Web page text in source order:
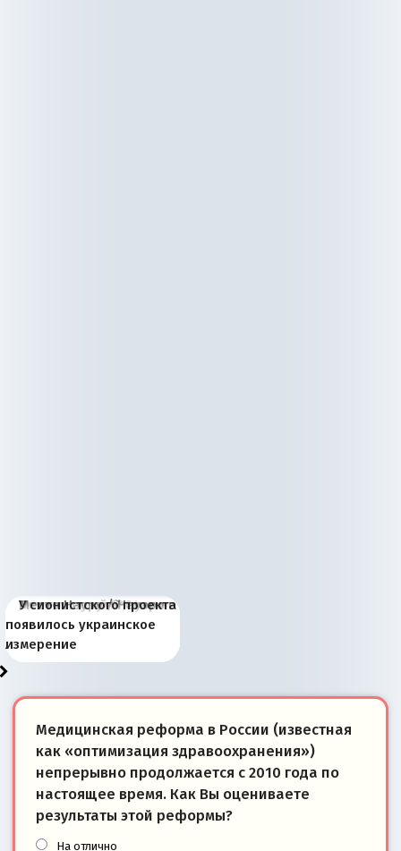
Киевская марионетка
Запада рассказала о
«переобувании» хозяев
В России назрели
перемены: 15 шагов к
суверенной экономике
Миграционный пожар
Европы
Россия начинает
сбрасывать балласт
Анкориджа
Россия зимой 1904
года: первые уступки во
внутренней политике
Русская нация вчера и
сегодня
Почему правый крах в
Варшаве не поможет её
отношениям с Россией?
Место Науру / Науэро в
современной истории
Южной Осетии
У сионистского проекта
появилось украинское
измерение
Медицинская реформа в России (известная
как «оптимизация здравоохранения»)
непрерывно продолжается с 2010 года по
настоящее время. Как Вы оцениваете
результаты этой реформы?
На отлично